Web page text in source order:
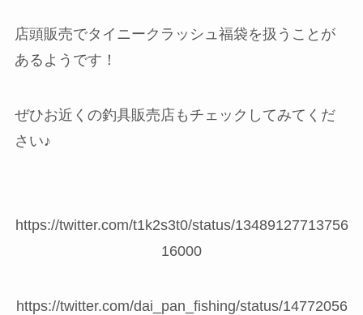
店頭販売でタイニークラッシュ福袋を扱うことが
あるようです！
ぜひお近くの釣具販売店もチェックしてみてくだ
さい♪
https://twitter.com/t1k2s3t0/status/13489127713756
16000
https://twitter.com/dai_pan_fishing/status/14772056